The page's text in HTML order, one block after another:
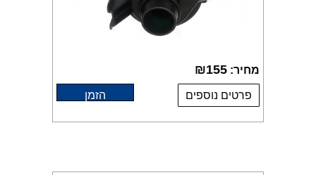
מחיר: ₪155
פרטים נוספים הזמן